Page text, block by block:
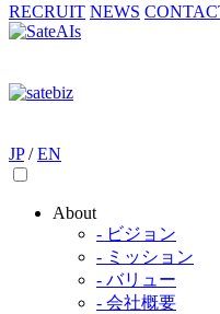
RECRUIT NEWS
JP / EN
About
- ビジョン
- ミッション
- バリュー
- 会社概要